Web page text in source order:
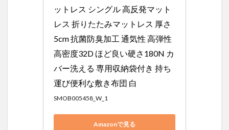
ットレス シングル 高反発マット
レス 折りたたみマットレス 厚さ
5cm 抗菌防臭加工 通気性 高弾性
高密度32D ほど良い硬さ180N カ
バー洗える 専用収納袋付き 持ち
運び便利な敷き布団 白
SMOB005458_W_1
Amazonで見る